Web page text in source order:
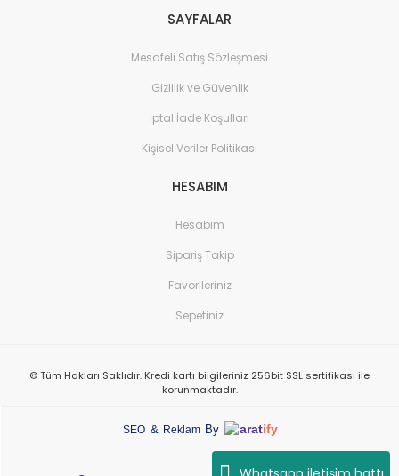
SAYFALAR
Mesafeli Satış Sözleşmesi
Gizlilik ve Güvenlik
İptal İade Koşullari
Kişisel Veriler Politikası
HESABIM
Hesabım
Sipariş Takip
Favorileriniz
Sepetiniz
© Tüm Hakları Saklıdır. Kredi kartı bilgileriniz 256bit SSL sertifikası ile
korunmaktadır.
SEO & Reklam By aratify